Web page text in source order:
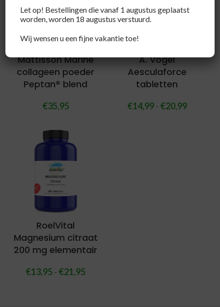
Mattisson Marine
collageen poeder
Peptan® blend
€35,95
A. Vogel
Aesculaforce
tabletten
€14,99- €20,99
RoelVital
Magnesium citraat
200 mg elementair
€13,95 - €21,95
Let op! Bestellingen die vanaf 1 augustus geplaatst
worden, worden 18 augustus verstuurd.
Wij wensen u een fijne vakantie toe!